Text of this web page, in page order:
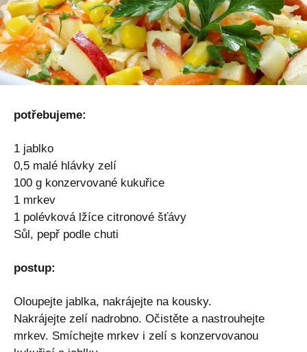
potřebujeme:
1 jablko
0,5 malé hlávky zelí
100 g konzervované kukuřice
1 mrkev
1 polévková lžíce citronové šťávy
Sůl, pepř podle chuti
postup:
Oloupejte jablka, nakrájejte na kousky.
Nakrájejte zelí nadrobno. Očistěte a nastrouhejte
mrkev. Smíchejte mrkev i zelí s konzervovanou